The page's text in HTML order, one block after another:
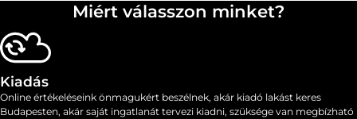
Miért válasszon minket?
Kiadás
Online értékeléseink önmagukért beszélnek, akár kiadó lakást keres
Budapesten, akár saját ingatlanát tervezi kiadni, szüksége van megbízható